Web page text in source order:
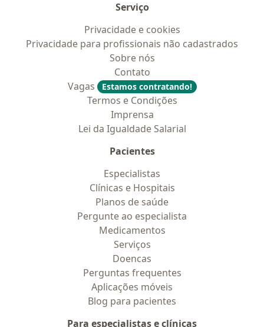
Serviço
Privacidade e cookies
Privacidade para profissionais não cadastrados
Sobre nós
Contato
Vagas
Estamos contratando!
Termos e Condições
Imprensa
Lei da Igualdade Salarial
Pacientes
Especialistas
Clínicas e Hospitais
Planos de saúde
Pergunte ao especialista
Medicamentos
Serviços
Doencas
Perguntas frequentes
Aplicações móveis
Blog para pacientes
Para especialistas e clínicas